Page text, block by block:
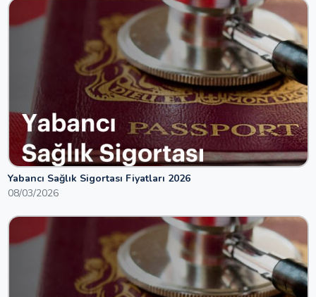
Yabancı Sağlık Sigortası Fiyatları 2026
08/03/2026